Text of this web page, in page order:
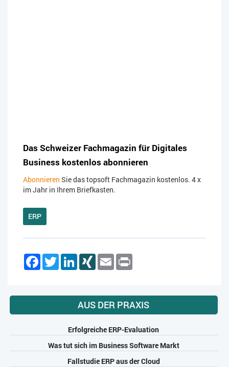
Das Schweizer Fachmagazin für Digitales
Business kostenlos abonnieren
Abonnieren Sie das topsoft Fachmagazin kostenlos. 4 x
im Jahr in Ihrem Briefkasten.
ERP
Facebook
TwitterLinkedInXING Email
AUS DER PRAXIS
Erfolgreiche ERP-Evaluation
Was tut sich im Business Software Markt
Fallstudie ERP aus der Cloud